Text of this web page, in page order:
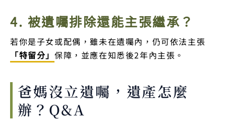
4. 被遺囑排除還能主張繼承？
若你是子女或配偶，雖未在遺囑內，仍可依法主張
「特留分」 保障，並應在知悉後2年內主張。
爸媽沒立遺囑，遺產怎麼
辦？Q&A